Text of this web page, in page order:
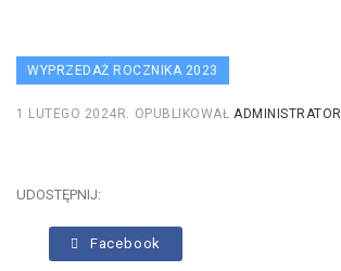
WYPRZEDAŻ ROCZNIKA 2023
1 LUTEGO 2024R. OPUBLIKOWAŁ ADMINISTRATOR
UDOSTĘPNIJ:
Facebook